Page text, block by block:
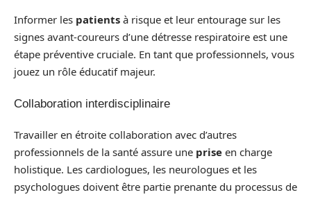
Informer les patients à risque et leur entourage sur les
signes avant-coureurs d’une détresse respiratoire est une
étape préventive cruciale. En tant que professionnels, vous
jouez un rôle éducatif majeur.
Collaboration interdisciplinaire
Travailler en étroite collaboration avec d’autres
professionnels de la santé assure une prise en charge
holistique. Les cardiologues, les neurologues et les
psychologues doivent être partie prenante du processus de